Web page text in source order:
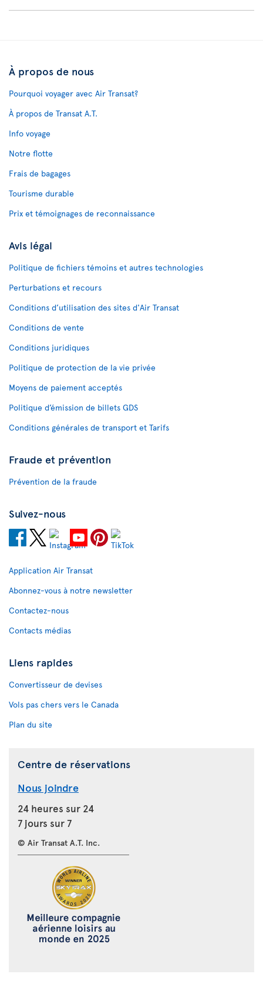
À propos de nous
Pourquoi voyager avec Air Transat?
À propos de Transat A.T.
Info voyage
Notre flotte
Frais de bagages
Tourisme durable
Prix et témoignages de reconnaissance
Avis légal
Politique de fichiers témoins et autres technologies
Perturbations et recours
Conditions d’utilisation des sites d'Air Transat
Conditions de vente
Conditions juridiques
Politique de protection de la vie privée
Moyens de paiement acceptés
Politique d’émission de billets GDS
Conditions générales de transport et Tarifs
Fraude et prévention
Prévention de la fraude
Suivez-nous
Application Air Transat
Abonnez-vous à notre newsletter
Contactez-nous
Contacts médias
Liens rapides
Convertisseur de devises
Vols pas chers vers le Canada
Plan du site
Centre de réservations
Nous joindre
24 heures sur 24
7 jours sur 7
© Air Transat A.T. Inc.